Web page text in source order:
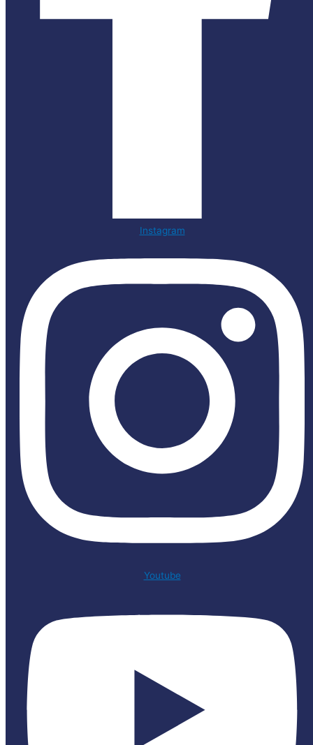
Instagram
Youtube